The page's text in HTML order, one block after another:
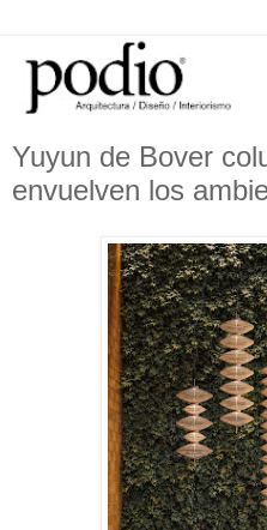
Yuyun de Bover
envuelven los